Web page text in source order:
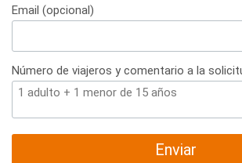
Email (opcional)
Número de viajeros y comentario a la
Enviar